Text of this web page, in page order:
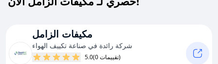
مكيفات الزامل
شركة رائدة في صناعة تكييف الهواء
5.0 (0 تقييمات)